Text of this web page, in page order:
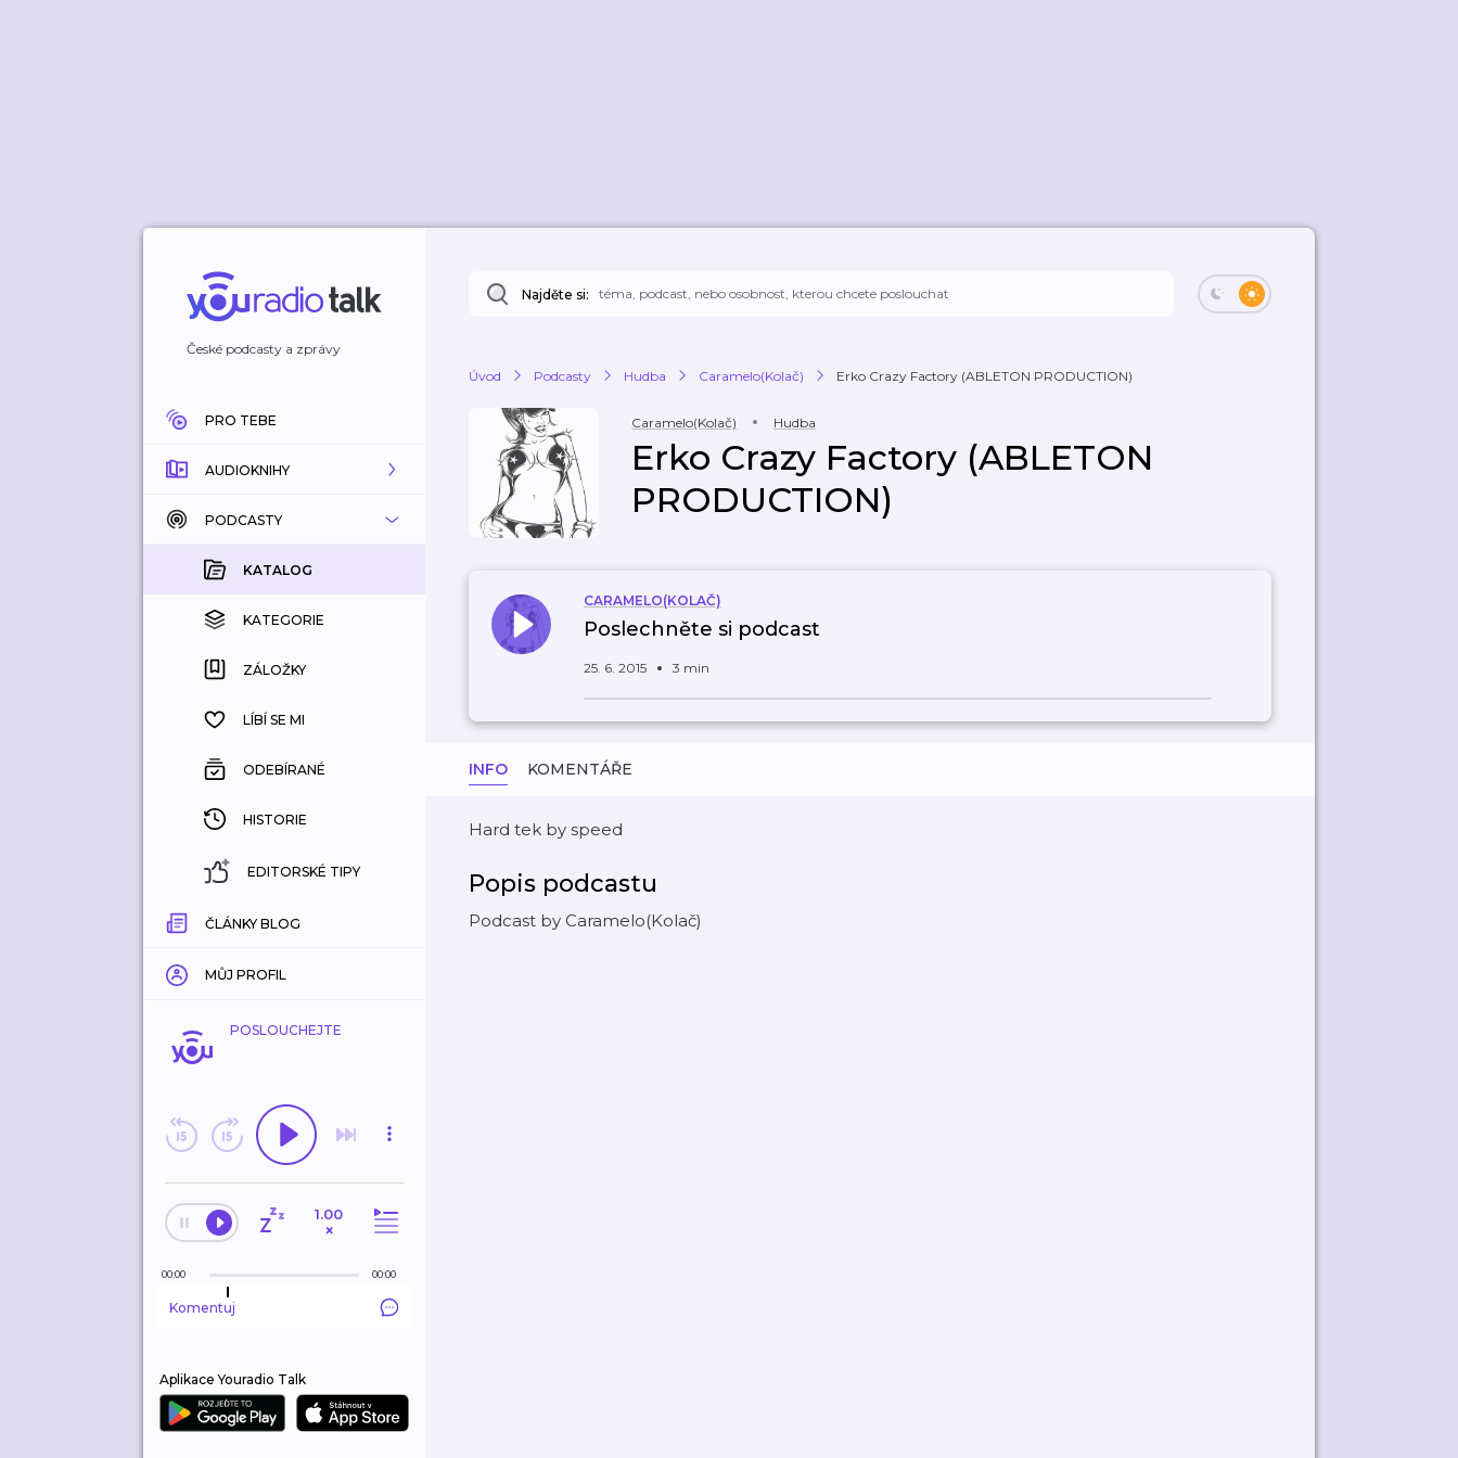
České podcasty a zprávy
PRO TEBE
AUDIOKNIHY
KATALOG
KOUPENÉ
KATEGORIE
ZÁLOŽKY
HISTORIE
PODCASTY
KATALOG
KATEGORIE
ZÁLOŽKY
LÍBÍ SE MI
ODEBÍRANÉ
HISTORIE
EDITORSKÉ TIPY
ČLÁNKY BLOG
MŮJ PROFIL
POSLOUCHEJTE
1.00
×
00:00 00:00
Komentuj
Aplikace Youradio Talk
Najděte si:
Úvod Podcasty Hudba Caramelo(Kolač) Erko Crazy Factory (ABLETON PRODUCTION)
Caramelo(Kolač) Hudba
Erko Crazy Factory (ABLETON
PRODUCTION)
CARAMELO(KOLAČ)
Poslechněte si podcast
25. 6. 2015 3 min
INFO KOMENTÁŘE
Hard tek by speed
Popis podcastu
Podcast by Caramelo(Kolač)